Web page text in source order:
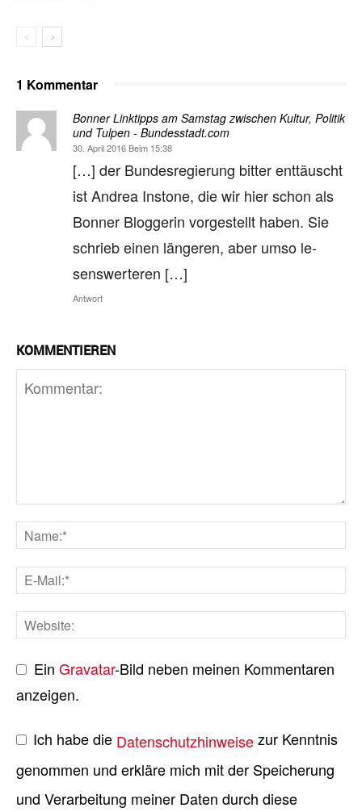
1 Kommentar
Bonner Linktipps am Samstag zwischen Kultur, Politik
und Tulpen - Bundesstadt.com
30. April 2016 Beim 15:38
[…] der Bun­des­re­gie­rung bit­ter ent­täuscht
ist An­drea Ins­tone, die wir hier schon als
Bon­ner Blog­ge­rin vor­ge­stellt ha­ben. Sie
schrieb ei­nen län­ge­ren, aber umso le­
sens­wer­te­ren […]
Antwort
KOMMENTIEREN
EinGravatar-Bild neben meinen Kommentaren
anzeigen.
Ich habe die Datenschutzhinweisezur Kenntnis
genommen und erkläre mich mit der Speicherung
und Verarbeitung meiner Daten durch diese